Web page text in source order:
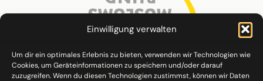
Einwilligung verwalten
Um dir ein optimales Erlebnis zu bieten, verwenden wir Technologien wie
Cookies, um Geräteinformationen zu speichern und/oder darauf
zuzugreifen. Wenn du diesen Technologien zustimmst, können wir Daten